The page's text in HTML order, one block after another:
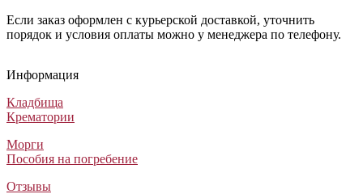
Если заказ оформлен с курьерской доставкой, уточнить
порядок и условия оплаты можно у менеджера по телефону.
Информация
Кладбища
Крематории
Морги
Пособия на погребение
Отзывы